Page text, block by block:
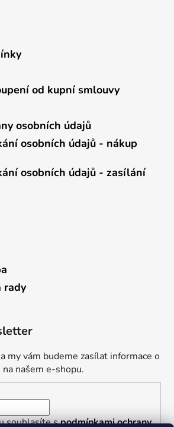
od kupní smlouvy
osobních údajů
osobních údajů - nákup
osobních údajů - zasílání
rady
my vám budeme zasílat informace o
našem e-shopu.
souhlasíte spodmínkami ochrany